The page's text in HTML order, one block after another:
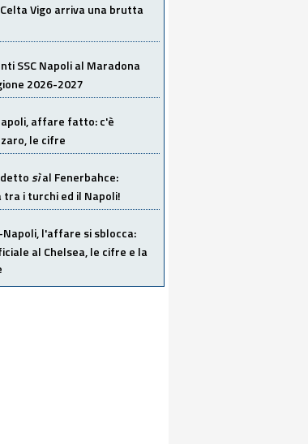
Vigo arriva una brutta
SSC Napoli al Maradona
2026-2027
affare fatto: c'è
le cifre
sìal Fenerbahce:
i turchi ed il Napoli!
Napoli, l'affare si sblocca:
al Chelsea, le cifre e la